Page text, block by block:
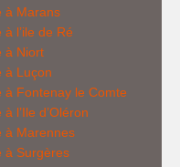
à Marans
à l’ile de Ré
à Niort
à Luçon
à Fontenay le Comte
à l’Ile d’Oléron
à Marennes
à Surgères